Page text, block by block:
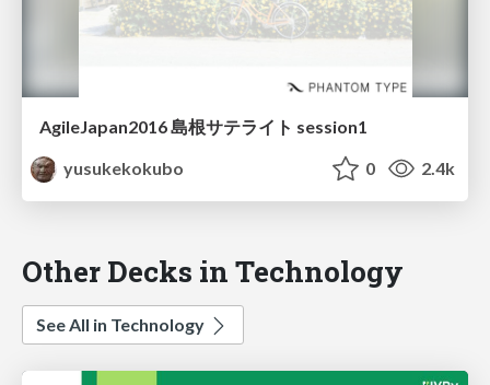
AgileJapan2016 島根サテライト session1
yusukekokubo
0 2.4k
Other Decks in Technology
See All in Technology